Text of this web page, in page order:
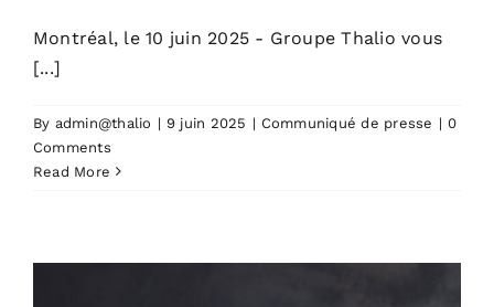
Montréal, le 10 juin 2025 - Groupe Thalio vous
[...]
By admin@thalio | 9 juin 2025 | Communiqué de presse | 0
Comments
Read More